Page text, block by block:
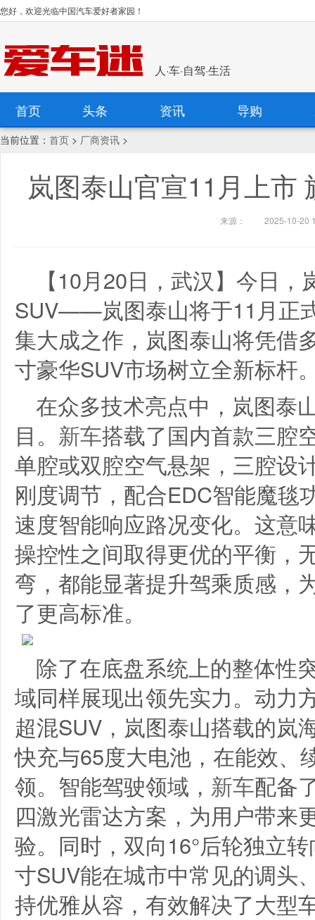
您好，欢迎光临中国汽车爱好者家园！
人·车·自驾·生活
首页 头条 资讯 导购
当前位置： 首页 > 厂商资讯 >
岚图泰山官宣11月上市
来源： 2025-10-20
【10月20日，武汉】今日，
SUV——岚图泰山将于11月正
集大成之作，岚图泰山将凭借
寸豪华SUV市场树立全新标杆
在众多技术亮点中，岚图泰
目。 新车搭载了国内首款三腔
单腔或双腔空气悬架，三腔设
刚度调节，配合EDC智能魔毯
速度智能响应路况变化。这意
操控性之间取得更优的平衡，
弯，都能显著提升驾乘质感，
了更高标准。
除了在底盘系统上的整体性
域同样展现出领先实力。动力
超混SUV，岚图泰山搭载的岚
快充与65度大电池，在能效、
领。智能驾驶领域， 新车配备
四激光雷达方案，为用户带来
验。同时，双向16°后轮独立
寸SUV能在城市中常见的调头
持优雅从容，有效解决了大型